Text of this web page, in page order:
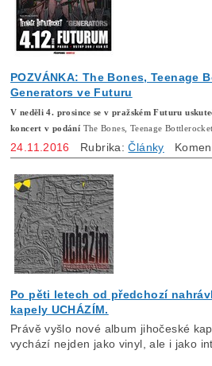
POZVÁNKA: The Bones, Teenage
Generators ve Futuru
V neděli 4. prosince se v pražském Futuru
koncert v podání The Bones, Teenage Bottlerocket
24.11.2016 Rubrika:Články
Po pěti letech od předchozí
kapely UCHÁZÍM.
Právě vyšlo nové album jihočeské
vychází nejden jako vinyl, ale i jako